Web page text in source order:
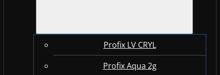
Profix LV CRYL
Profix Aqua 2g